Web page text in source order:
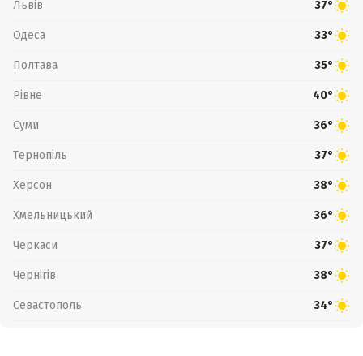
Львів 37°
Одеса 33°
Полтава 35°
Рівне 40°
Суми 36°
Тернопіль 37°
Херсон 38°
Хмельницький 36°
Черкаси 37°
Чернігів 38°
Севастополь 34°